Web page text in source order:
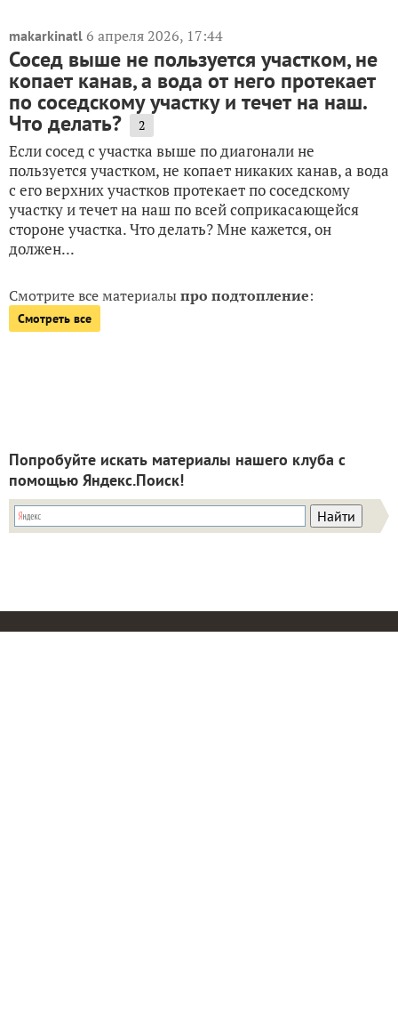
makarkinatl 6 апреля 2026, 17:44
Сосед выше не пользуется участком, не
копает канав, а вода от него протекает
по соседскому участку и течет на наш.
Что делать? 2
Если сосед с участка выше по диагонали не
пользуется участком, не копает никаких канав, а вода
с его верхних участков протекает по соседскому
участку и течет на наш по всей соприкасающейся
стороне участка. Что делать? Мне кажется, он
должен...
Смотрите все материалыпро подтопление:
Смотреть все
Попробуйте искать материалы нашего клуба с
помощью Яндекс.Поиск!